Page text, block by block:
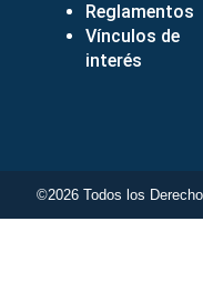
Reglamentos
Vínculos de
interés
©2026 Todos los